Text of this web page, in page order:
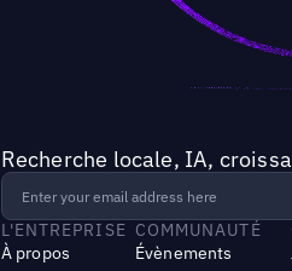
Recherche locale, IA,
L'ENTREPRISE
À propos
COMMUNAUTÉ
Évènements